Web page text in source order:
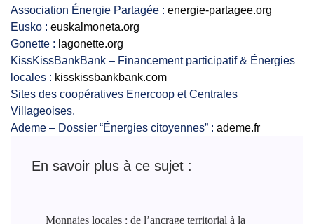
Association Énergie Partagée : energie-partagee.org
Eusko : euskalmoneta.org
Gonette : lagonette.org
KissKissBankBank – Financement participatif & Énergies
locales : kisskissbankbank.com
Sites des coopératives Enercoop et Centrales
Villageoises.
Ademe – Dossier “Énergies citoyennes” : ademe.fr
En savoir plus à ce sujet :
Monnaies locales : de l’ancrage territorial à la